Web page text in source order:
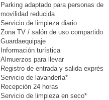
Parking adaptado para personas de
movilidad reducida
Servicio de limpieza diario
Zona TV / salón de uso compartido
Guardaequipaje
Información turística
Almuerzos para llevar
Registro de entrada y salida exprés
Servicio de lavandería*
Recepción 24 horas
Servicio de limpieza en seco*